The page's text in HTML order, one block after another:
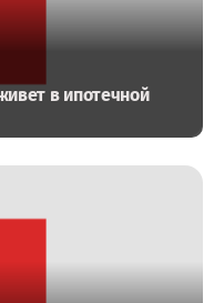
в ипотечной